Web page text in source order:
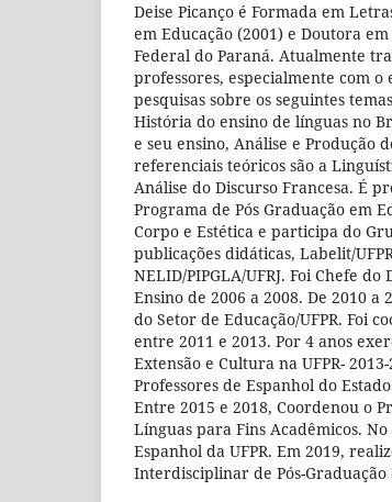
Deise Picanço é Formada em
em Educação (2001) e Doutora
Federal do Paraná. Atualmente
professores, especialmente com
pesquisas sobre os seguintes
História do ensino de línguas no
e seu ensino, Análise e Produção
referenciais teóricos são a
Análise do Discurso Francesa. É
Programa de Pós Graduação em
Corpo e Estética e participa do
publicações didáticas, Labelit/
NELID/PIPGLA/UFRJ. Foi Chefe
Ensino de 2006 a 2008. De 2010
do Setor de Educação/UFPR. Foi
entre 2011 e 2013. Por 4 anos
Extensão e Cultura na UFPR-
Professores de Espanhol do
Entre 2015 e 2018, Coordenou o
Línguas para Fins Acadêmicos.
Espanhol da UFPR. Em 2019,
Interdisciplinar de Pós-Graduação